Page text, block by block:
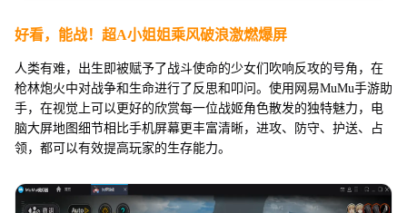
好看，能战！超A小姐姐乘风破浪激燃爆屏
人类有难，出生即被赋予了战斗使命的少女们吹响反攻的号角，在
枪林炮火中对战争和生命进行了反思和叩问。使用网易MuMu手游助
手，在视觉上可以更好的欣赏每一位战姬角色散发的独特魅力，电
脑大屏地图细节相比手机屏幕更丰富清晰，进攻、防守、护送、占
领，都可以有效提高玩家的生存能力。